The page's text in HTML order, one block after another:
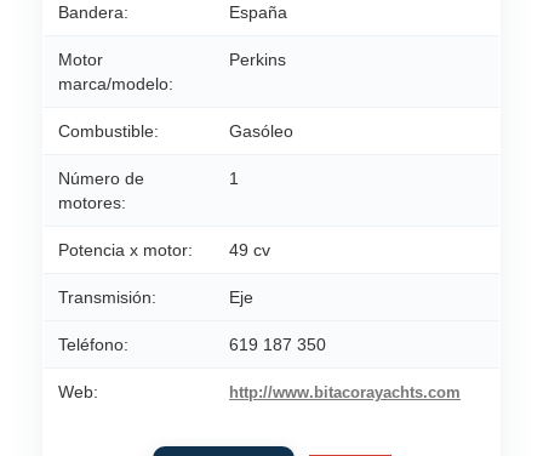
Bandera: España
Motor
marca/modelo:
Perkins
Combustible: Gasóleo
Número de
motores:
1
Potencia x motor: 49 cv
Transmisión: Eje
Teléfono: 619 187 350
Web: http://www.bitacorayachts.com